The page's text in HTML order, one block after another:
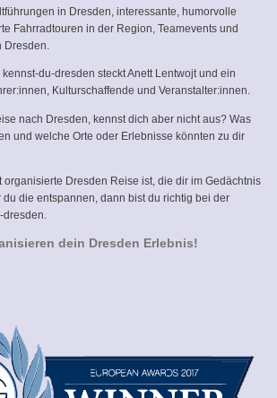
e-
mail)
in Dresden, interessante, humorvolle
Fahrradtouren in der Region, Teamevents und
Dresden.
du-dresden steckt Anett Lentwojt und ein
Kulturschaffende und Veranstalter:innen.
nach Dresden, kennst dich aber nicht aus? Was
und welche Orte oder Erlebnisse könnten zu dir
organisierte Dresden Reise ist, die dir im Gedächtnis
die entspannen, dann bist du richtig bei der
dresden.
dein Dresden Erlebnis!